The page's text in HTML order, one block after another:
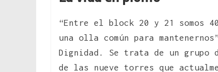
“Entre el block 20 y 21 somos
una olla común para
Dignidad. Se trata de un
de las nueve torres que